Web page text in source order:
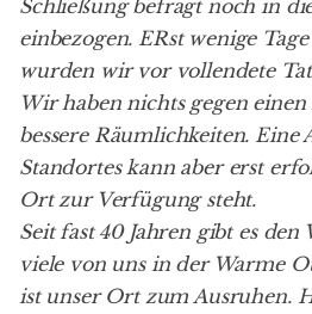
Schließung befragt noch in
einbezogen. ERst wenige
wurden wir vor vollendete
Wir haben nichts gegen
bessere Räumlichkeiten. Eine
Standortes kann aber erst
Ort zur Verfügung steht.
Seit fast 40 Jahren gibt es
viele von uns in der Warme
ist unser Ort zum Ausruhen.